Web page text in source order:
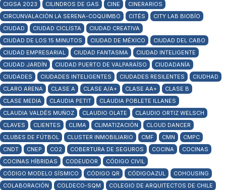
CIGSA 2023 CILINDROS DE GAS CINE
CINERARIOS
CIRCUNVALACIÓN LA SERENA-COQUIMBO
CITÉS
CITY LAB BIOBÍO
CIUDAD
CIUDAD CICLISTA
CIUDAD CREATIVA
CIUDAD DE LOS 15 MINUTOS
CIUDAD DE MÉXICO
CIUDAD DEL CABO
CIUDAD EMPRESARIAL
CIUDAD FANTASMA
CIUDAD INTELIGENTE
CIUDAD JARDÍN
CIUDAD PUERTO DE VALPARAÍSO
CIUDADANÍA
CIUDADES
CIUDADES INTELIGENTES CIUDADES RESILENTES
CIUDHAD
CLARO ARENA
CLASE A CLASE A/A+ CLASE AA+
CLASE B
CLASE MEDIA
CLAUDIA PETIT
CLAUDIA POBLETE ILLANES
CLAUDIA VALDÉS MUÑOZ
CLAUDIO OLATE
CLAUDIO ORTIZ WELSCH
CLAVES
CLIENTES CLIMA CLIMATIZACIÓN
CLOUD DANCER
CLUBES DE FÚTBOL
CLUSTER INMOBILIARIO CMF CMN
CMPC
CNDT
CNEP CO2 COBERTURA DE SEGUROS COCINA
COCINAS
COCINAS HÍBRIDAS
CODEUDOR
CÓDIGO CIVIL
CÓDIGO MODELO SÍSMICO
CÓDIGO QR CÓDIGOAZUL
COHOUSING
COLABORACIÓN
COLDECO-SQM
COLEGIO DE ARQUITECTOS DE CHILE